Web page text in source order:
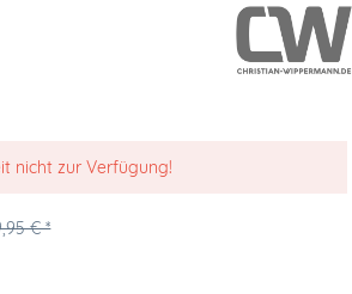
nicht zur Verfügung!
€ *